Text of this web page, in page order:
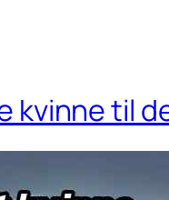
kvinne til